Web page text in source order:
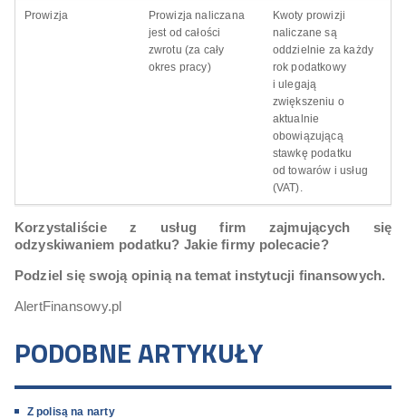
Prowizja
Prowizja naliczana
jest od całości
zwrotu (za cały
okres pracy)
Kwoty prowizji
naliczane są
oddzielnie za każdy
rok podatkowy
i ulegają
zwiększeniu o
aktualnie
obowiązującą
stawkę podatku
od towarów i usług
(VAT).
Korzystaliście z usług firm zajmujących się
odzyskiwaniem podatku? Jakie firmy polecacie?
Podziel się swoją opinią na temat instytucji finansowych.
AlertFinansowy.pl
PODOBNE ARTYKUŁY
Z polisą na narty